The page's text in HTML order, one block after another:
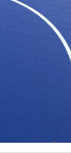
2025